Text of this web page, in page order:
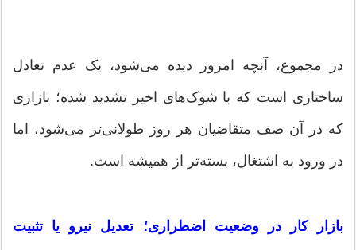
در مجموع، آنچه امروز دیده می‌شود، یک عدم تعادل
ساختاری است که با شوک‌های اخیر تشدید شده؛ بازاری
که در آن صف متقاضیان هر روز طولانی‌تر می‌شود، اما
در ورود به اشتغال، بسته‌تر از همیشه است.
بازار کار در وضعیت اضطراری؛ تعدیل نیرو یا تثبیت